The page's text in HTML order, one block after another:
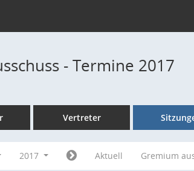
- Termine 2017
Vertreter
2017 Aktuell Gremium